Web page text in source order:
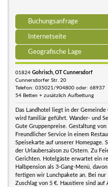
Buchungsanfrage
Internetseite
Geografische Lage
01824 Gohrisch, OT Cunnersdorf
Cunnersdorfer Str. 20
Telefon: 035021/904800 oder: 68937
54 Betten + zusätzlich Aufbettung
Das Landhotel liegt in der
wird familiär geführt. Wander- und
Gute Gruppenpreise. Gestaltung
Freundlicher Service in einem
Speisekarte auf unserer Homepage.
der Urlaubersaison zu Ostern. Zu
Gerichten. Hotelgäste erwartet ein
Halbpension als 3-Gang-Menü,
fertigen wir Lunchpakete an. Bei
Zuschlag von 5 €. Haustiere sind auf